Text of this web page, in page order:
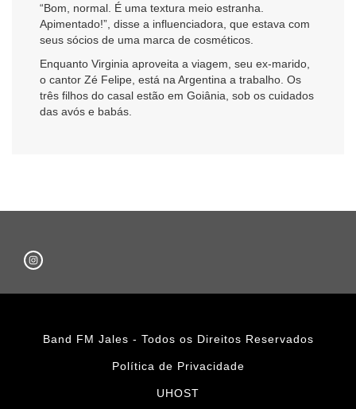
“Bom, normal. É uma textura meio estranha.
Apimentado!”, disse a influenciadora, que estava com
seus sócios de uma marca de cosméticos.
Enquanto Virginia aproveita a viagem, seu ex-marido,
o cantor Zé Felipe, está na Argentina a trabalho. Os
três filhos do casal estão em Goiânia, sob os cuidados
das avós e babás.
Band FM Jales - Todos os Direitos Reservados
Política de Privacidade
UHOST